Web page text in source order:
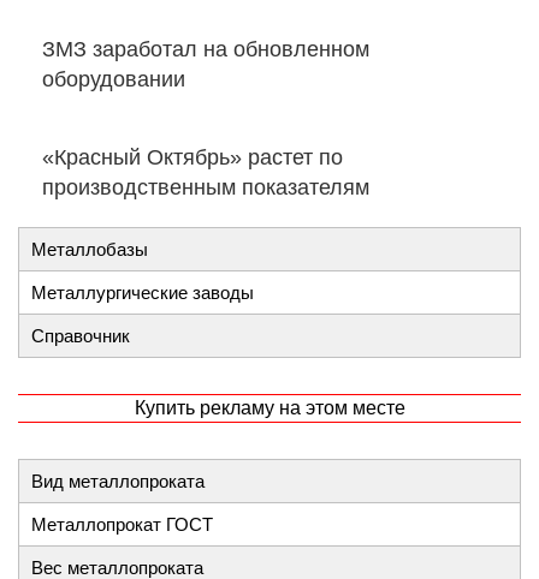
ЗМЗ заработал на обновленном
оборудовании
«Красный Октябрь» растет по
производственным показателям
Металлобазы
Металлургические заводы
Справочник
Купить рекламу на этом месте
Вид металлопроката
Металлопрокат ГОСТ
Вес металлопроката